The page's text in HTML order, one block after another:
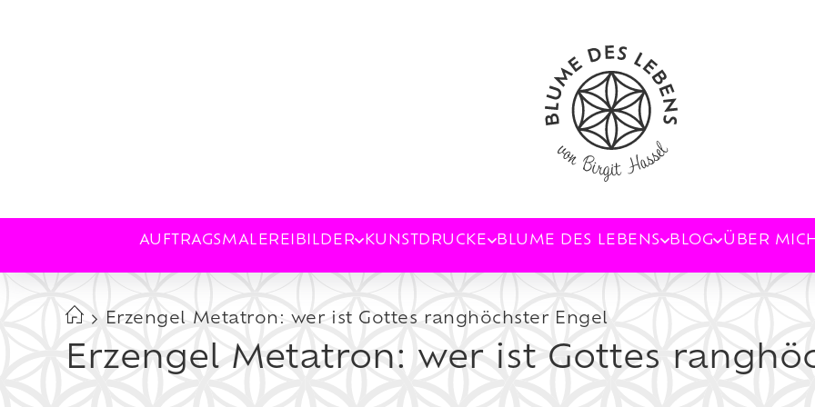
AUFTRAGSMALEREI BILDER KUNSTDRUCKE BLUME DES LEBENS BLOG ÜBER MICH
Erzengel Metatron: wer ist Gottes ranghöchster Engel
Erzengel Metatron: wer ist Gottes